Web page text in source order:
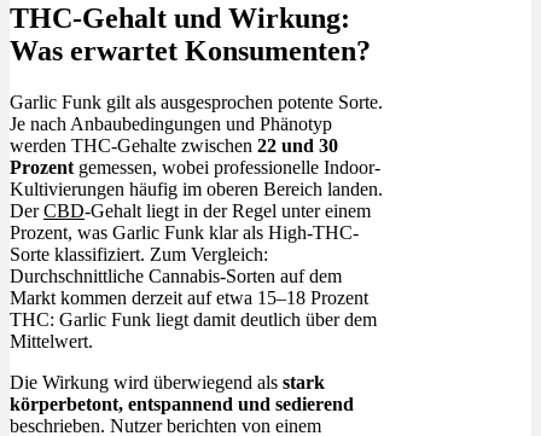
THC-Gehalt und Wirkung:
Was erwartet Konsumenten?
Garlic Funk gilt als ausgesprochen potente Sorte.
Je nach Anbaubedingungen und Phänotyp
werden THC-Gehalte zwischen 22 und 30
Prozent gemessen, wobei professionelle Indoor-
Kultivierungen häufig im oberen Bereich landen.
DerCBD-Gehalt liegt in der Regel unter einem
Prozent, was Garlic Funk klar als High-THC-
Sorte klassifiziert. Zum Vergleich:
Durchschnittliche Cannabis-Sorten auf dem
Markt kommen derzeit auf etwa 15–18 Prozent
THC: Garlic Funk liegt damit deutlich über dem
Mittelwert.
Die Wirkung wird überwiegend als stark
körperbetont, entspannend und sedierend
beschrieben. Nutzer berichten von einem